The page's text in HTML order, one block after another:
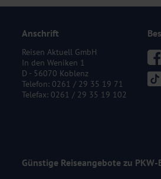
Anschrift
Reisen Aktuell GmbH
In den Weniken 1
D - 56070 Koblenz
Telefon: 0261 / 29 35 19 71
Telefax: 0261 / 29 35 19 102
Günstige Reiseangebote zu